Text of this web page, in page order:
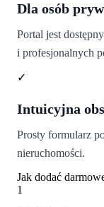
Dla osób
Portal jest
i profesjonalnych
✓
Intuicyjna
Prosty formularz
nieruchomości.
Jak dodać
1